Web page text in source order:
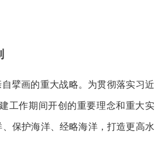
擘画的重大战略。为贯彻落实习近
工作期间开创的重要理念和重大实
保护海洋、经略海洋，打造更高水